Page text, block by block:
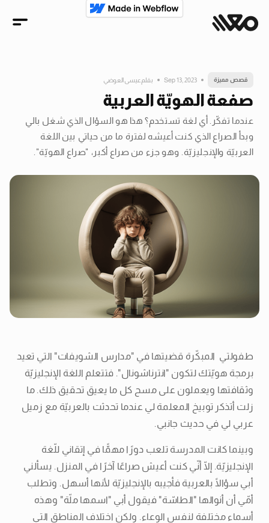
قصص مميزة Sep 13, 2023 بقلمعيسى العوضي
صفعة الهويّة العربية
عندما تفكّر. أي لغة تستخدم؟ هذا هو السؤال الذي شغل بالي
وبدأ الصراع الذي كنت أعيشه لفترة ما من حياتي بين اللغة
العربيّة والإنجليزيّة. وهو جزء من صراع أكبر، "صراع الهويّة".
طفولتي المبكّرة قضيتها في "مدارس الشويفات" التي تعيد
برمجة هويّتك لتكون "انترناشونال". فتتعلم اللغة الإنجليزيّة
وثقافتها ويعملون على مسح كل ما يعيق تحقيق ذلك. ما
زلت أتذكر توبيخ المعلمة لي عندما تحدثت بالعربيّة مع زميل
عربي لي في حديث جانبي.
وبينما كانت المدرسة تلعب دورًا مهمًّا في إتقاني للّغة
الإنجليزيّة. إلّا أنّي كنت أعيش صراعًا آخرًا في المنزل. يسألني
أبي سؤالًا بالعربية فأجيبه بالإنجليزيّة لأنها أسهل. وتطلب
أمّي أن أنوالها "الطاسّة" فيقول أبي "اسمها ملّة" وهذه
أسماء مختلفة لنفس الوعاء. ولكن اختلاف المناطق التي